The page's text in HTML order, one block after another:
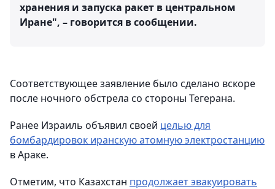
хранения и запуска ракет в центральном
Иране", – говорится в сообщении.
Соответствующее заявление было сделано вскоре
после ночного обстрела со стороны Тегерана.
Ранее Израиль объявил своей целью для
бомбардировок иранскую атомную электростанцию
в Араке.
Отметим, что Казахстан продолжает эвакуировать